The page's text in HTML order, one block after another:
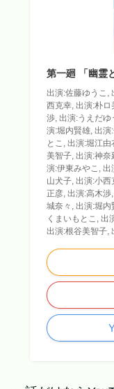
第一廻 「幽霊
出演:佐藤ゆうこ,
西克幸, 出演:朴ロ
渉, 出演:うえだゆ
演:堀内賢雄, 出演
とこ, 出演:堀江
美智子, 出演:神奈
演:伊東みやこ, 出
山犬子, 出演:小
正彦, 出演:高木渉
城奈々, 出演:堀内
くまいもとこ, 出
出演:根谷美智子,